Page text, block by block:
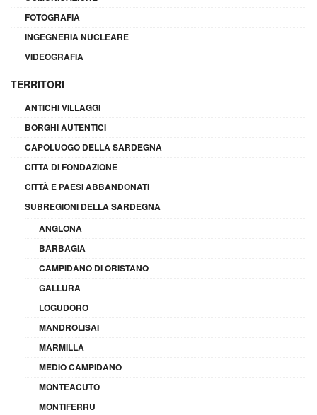
FOTOGRAFIA
INGEGNERIA NUCLEARE
VIDEOGRAFIA
TERRITORI
ANTICHI VILLAGGI
BORGHI AUTENTICI
CAPOLUOGO DELLA SARDEGNA
CITTÀ DI FONDAZIONE
CITTÀ E PAESI ABBANDONATI
SUBREGIONI DELLA SARDEGNA
ANGLONA
BARBAGIA
CAMPIDANO DI ORISTANO
GALLURA
LOGUDORO
MANDROLISAI
MARMILLA
MEDIO CAMPIDANO
MONTEACUTO
MONTIFERRU